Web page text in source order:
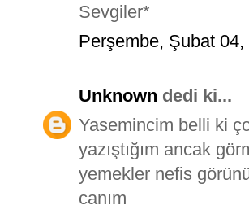
Sevgiler*
Perşembe, Şubat 04,
Unknown dedi ki...
Yasemincim belli ki
yazıştığım ancak
yemekler nefis
canım